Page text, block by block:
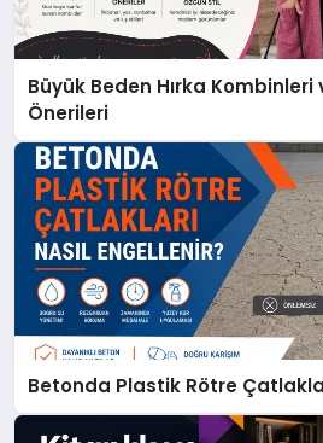
Büyük Beden Hırka
Önerileri
Betonda Plastik Rötre